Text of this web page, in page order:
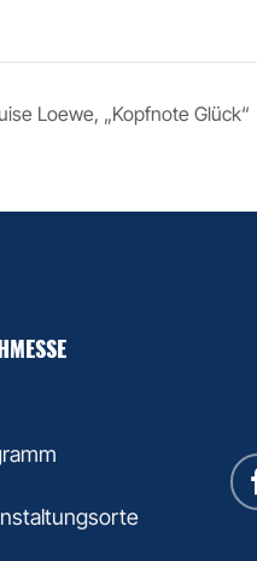
Loewe, „Kopfnote Glück“